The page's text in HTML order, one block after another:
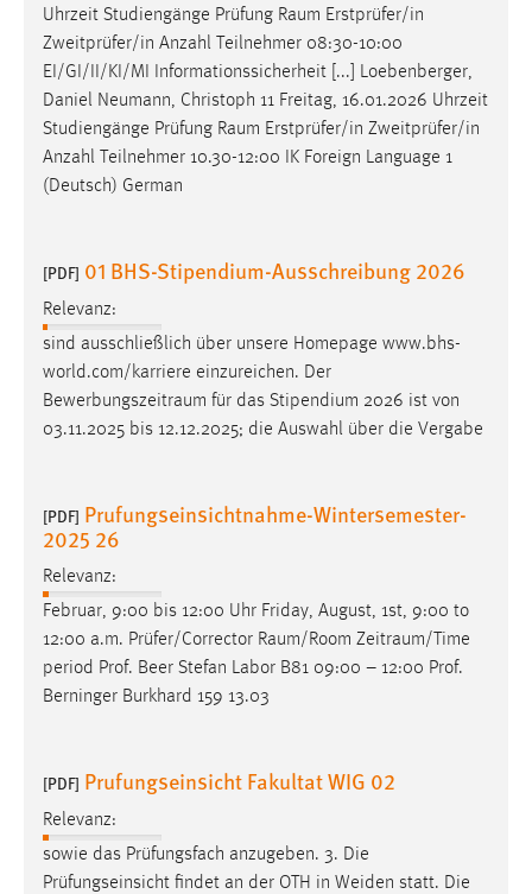
Uhrzeit Studiengänge Prüfung Raum Erstprüfer/in
Zweitprüfer/in Anzahl Teilnehmer 08:30-10:00
EI/GI/II/KI/MI Informationssicherheit [...] Loebenberger,
Daniel Neumann, Christoph 11 Freitag, 16.01.2026 Uhrzeit
Studiengänge Prüfung Raum Erstprüfer/in Zweitprüfer/in
Anzahl Teilnehmer 10.30-12:00 IK Foreign Language 1
(Deutsch) German
[PDF] 01 BHS-Stipendium-Ausschreibung 2026
Relevanz:
sind ausschließlich über unsere Homepage www.bhs-
world.com/karriere einzureichen. Der
Bewerbungszeitraum für das Stipendium 2026 ist von
03.11.2025 bis 12.12.2025; die Auswahl über die Vergabe
[PDF] Prufungseinsichtnahme-Wintersemester-
2025 26
Relevanz:
Februar, 9:00 bis 12:00 Uhr Friday, August, 1st, 9:00 to
12:00 a.m. Prüfer/Corrector Raum/Room Zeitraum/Time
period Prof. Beer Stefan Labor B81 09:00 – 12:00 Prof.
Berninger Burkhard 159 13.03
[PDF] Prufungseinsicht Fakultat WIG 02
Relevanz:
sowie das Prüfungsfach anzugeben. 3. Die
Prüfungseinsicht findet an der OTH in Weiden statt. Die